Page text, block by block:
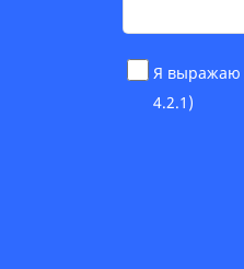
Я выражаю
4.2.1)